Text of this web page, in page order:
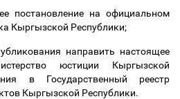
постановление на официальном
Кыргызской Республики;
направить настоящее
юстиции Кыргызской
в Государственный реестр
Кыргызской Республики.